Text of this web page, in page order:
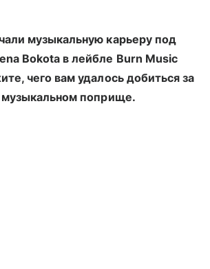
музыкальную карьеру под
Bokota в лейбле Burn Music
чего вам удалось добиться за
музыкальном поприще.